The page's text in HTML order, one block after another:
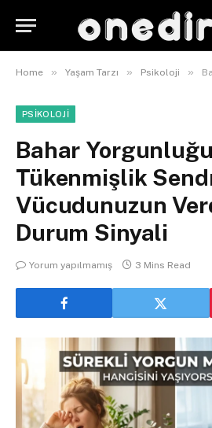
Home » Yaşam Tarzı » Psikoloji »
PSIKOLOJI
Bahar
Tükenmişlik
Vücudunuzun
Durum Sinyali
Yorum yapılmamış 3 Mins Read